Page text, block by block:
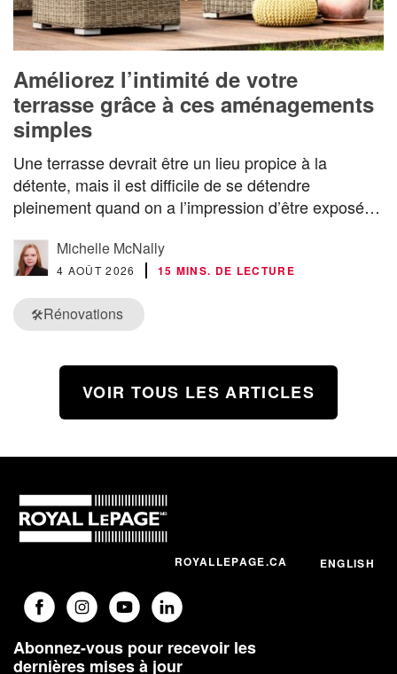
Améliorez l’intimité de votre
terrasse grâce à ces aménagements
simples
Une terrasse devrait être un lieu propice à la
détente, mais il est difficile de se détendre
pleinement quand on a l’impression d’être exposé…
Michelle McNally
4 AOÛT 2026 15 MINS. DE LECTURE
🛠️Rénovations
VOIR TOUS LES ARTICLES
ROYALLEPAGE.CA ENGLISH
Abonnez-vous pour recevoir les
dernières mises à jour